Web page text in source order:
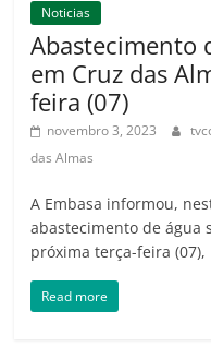
Noticias
Abastecimento
em Cruz das
feira (07)
novembro 3, 2023
das Almas
A Embasa informou,
abastecimento de água
próxima terça-feira (07),
Read more